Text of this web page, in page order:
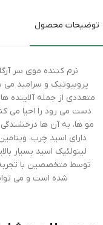
توضیحات محصول
پروبیوتیک و سرامید می
متعددی از جمله آلاینده
دست می رود را احیا می
مو ها، به آن ها
لینولئیک اسید بسیار
توسط متخصصین با تجربه
شده است و می